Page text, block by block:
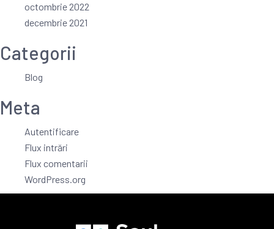
octombrie 2022
decembrie 2021
Categorii
Blog
Meta
Autentificare
Flux intrări
Flux comentarii
WordPress.org